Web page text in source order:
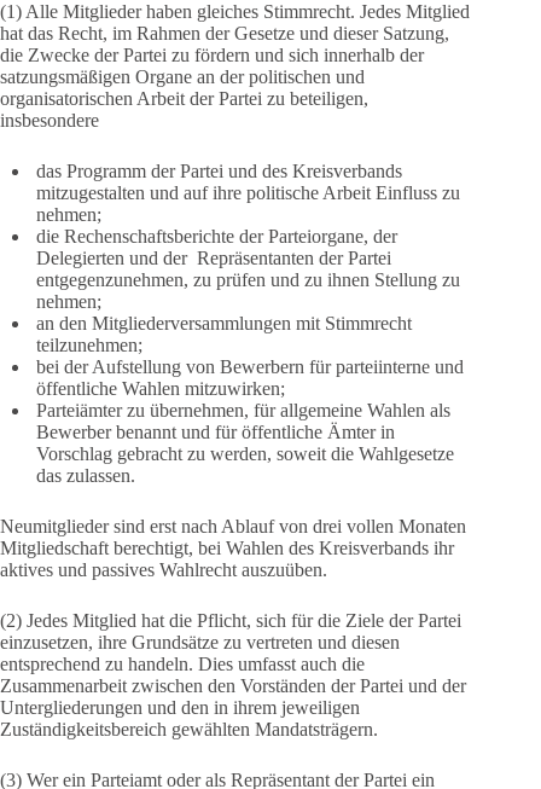
(1) Alle Mitglieder haben gleiches Stimmrecht. Jedes Mitglied
hat das Recht, im Rahmen der Gesetze und dieser Satzung,
die Zwecke der Partei zu fördern und sich innerhalb der
satzungsmäßigen Organe an der politischen und
organisatorischen Arbeit der Partei zu beteiligen,
insbesondere
das Programm der Partei und des Kreisverbands
mitzugestalten und auf ihre politische Arbeit Einfluss zu
nehmen;
die Rechenschaftsberichte der Parteiorgane, der
Delegierten und der Repräsentanten der Partei
entgegenzunehmen, zu prüfen und zu ihnen Stellung zu
nehmen;
an den Mitgliederversammlungen mit Stimmrecht
teilzunehmen;
bei der Aufstellung von Bewerbern für parteiinterne und
öffentliche Wahlen mitzuwirken;
Parteiämter zu übernehmen, für allgemeine Wahlen als
Bewerber benannt und für öffentliche Ämter in
Vorschlag gebracht zu werden, soweit die Wahlgesetze
das zulassen.
Neumitglieder sind erst nach Ablauf von drei vollen Monaten
Mitgliedschaft berechtigt, bei Wahlen des Kreisverbands ihr
aktives und passives Wahlrecht auszuüben.
(2) Jedes Mitglied hat die Pflicht, sich für die Ziele der Partei
einzusetzen, ihre Grundsätze zu vertreten und diesen
entsprechend zu handeln. Dies umfasst auch die
Zusammenarbeit zwischen den Vorständen der Partei und der
Untergliederungen und den in ihrem jeweiligen
Zuständigkeitsbereich gewählten Mandatsträgern.
(3) Wer ein Parteiamt oder als Repräsentant der Partei ein